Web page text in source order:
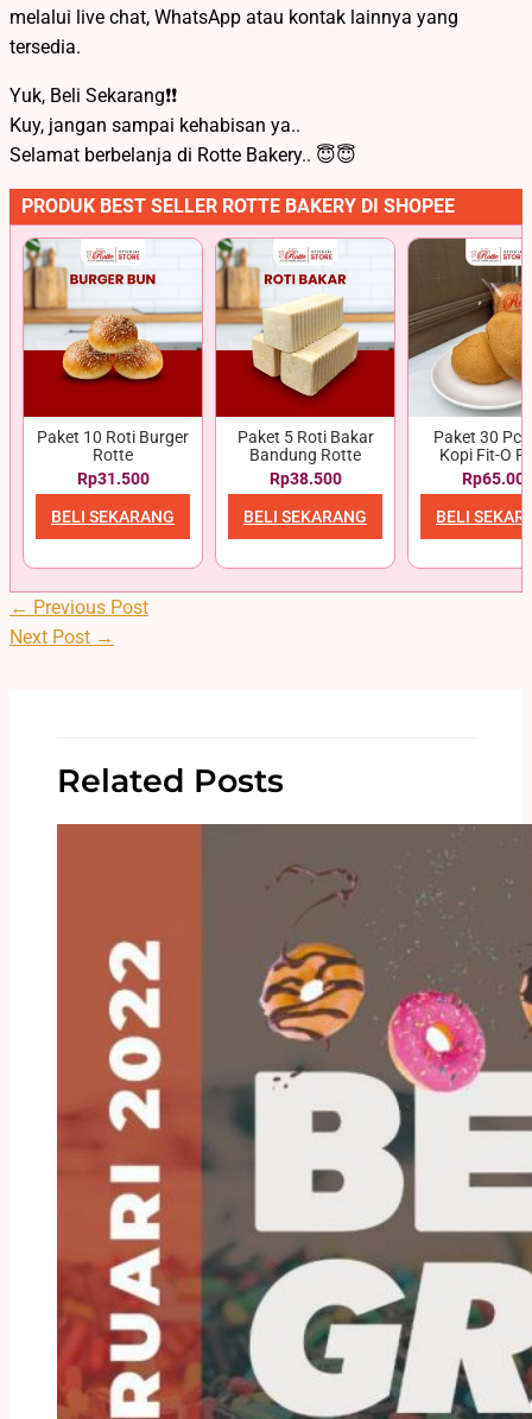
melalui live chat, WhatsApp atau kontak lainnya yang
tersedia.
Yuk, Beli Sekarang❗❗
Kuy, jangan sampai kehabisan ya..
Selamat berbelanja di Rotte Bakery.. 😇😇
PRODUK BEST SELLER ROTTE BAKERY DI SHOPEE
Paket 10 Roti Burger
Rotte
Rp31.500
BELI SEKARANG
Paket 5 Roti Bakar
Bandung Rotte
Rp38.500
BELI SEKARANG
Paket 30
Kopi Fit-O
BELI
← Previous Post
Next Post →
Related Posts